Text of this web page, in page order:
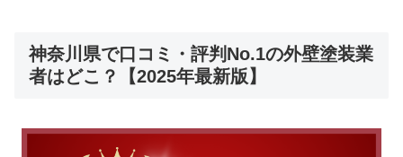
神奈川県で口コミ・評判No.1の外壁塗装業
者はどこ？【2025年最新版】